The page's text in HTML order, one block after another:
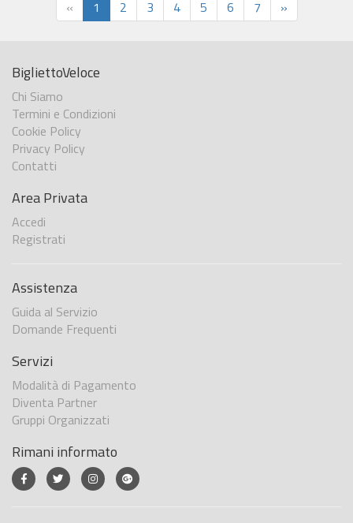
« 1 2 3 4 5 6 7 »
BigliettoVeloce
Chi Siamo
Termini e Condizioni
Cookie Policy
Privacy Policy
Contatti
Area Privata
Accedi
Registrati
Assistenza
Guida al Servizio
Domande Frequenti
Servizi
Modalità di Pagamento
Diventa Partner
Gruppi Organizzati
Rimani informato